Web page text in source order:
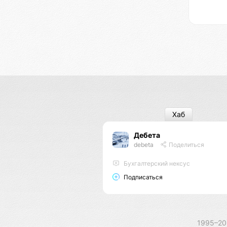
Дебета
debeta Поделиться
Бухгалтерский нексус
Подписаться
Хаб